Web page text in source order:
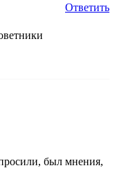
Ответить
был мнения,